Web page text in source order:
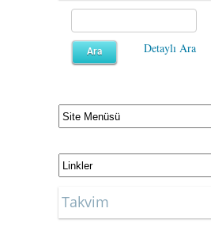
Detaylı Ara
Takvim